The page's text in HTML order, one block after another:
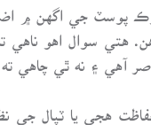
پوسٽ جي اگهن ۾
هتي سوال اهو ناهي
آهي ۽ نه ٿي چاهي
هجي يا ٽپال جي